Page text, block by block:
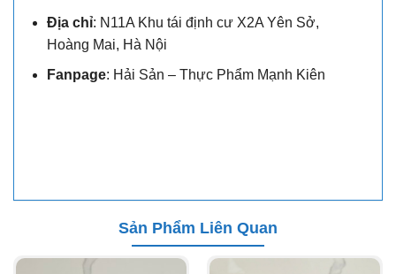
Địa chỉ: N11A Khu tái định cư X2A Yên Sở,
Hoàng Mai, Hà Nội
Fanpage: Hải Sản – Thực Phẩm Mạnh Kiên
Sản Phẩm Liên Quan